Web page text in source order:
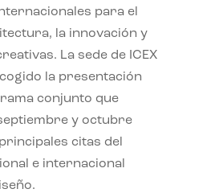
para el
la innovación y
La sede de ICEX
la presentación
conjunto que
y octubre
citas del
e internacional